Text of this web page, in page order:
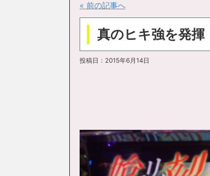
« 前の記事へ
真のヒキ強を発揮
投稿日： 2015年6月14日